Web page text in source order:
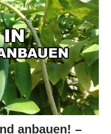
anbauen! –